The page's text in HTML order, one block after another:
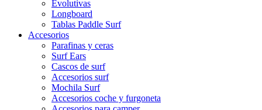
Evolutivas
Longboard
Tablas Paddle Surf
Accesorios
Parafinas y ceras
Surf Ears
Cascos de surf
Accesorios surf
Mochila Surf
Accesorios coche y furgoneta